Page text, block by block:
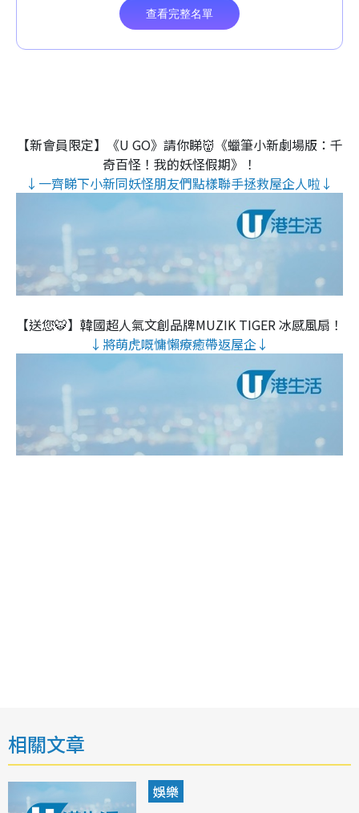
【新會員限定】《U GO》請你睇👹《蠟筆小新劇場版：千
奇百怪！我的妖怪假期》！
↓一齊睇下小新同妖怪朋友們點樣聯手拯救屋企人啦↓
【送您🐯】韓國超人氣文創品牌MUZIK TIGER 冰感風扇！
↓將萌虎嘅慵懶療癒帶返屋企↓
相關文章
娛樂